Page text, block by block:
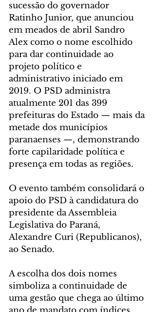
sucessão do governador
Ratinho Junior, que anunciou
em meados de abril Sandro
Alex como o nome escolhido
para dar continuidade ao
projeto político e
administrativo iniciado em
2019. O PSD administra
atualmente 201 das 399
prefeituras do Estado — mais da
metade dos municípios
paranaenses —, demonstrando
forte capilaridade política e
presença em todas as regiões.
O evento também consolidará o
apoio do PSD à candidatura do
presidente da Assembleia
Legislativa do Paraná,
Alexandre Curi (Republicanos),
ao Senado.
A escolha dos dois nomes
simboliza a continuidade de
uma gestão que chega ao último